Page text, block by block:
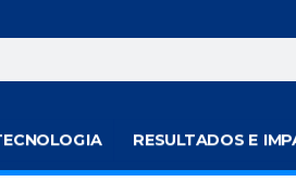
RESULTADOS E